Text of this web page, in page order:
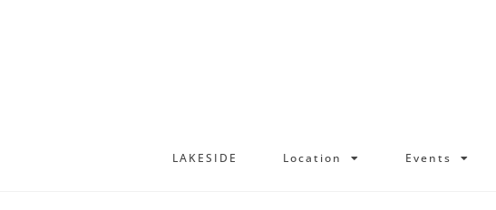
LAKESIDE Location Events